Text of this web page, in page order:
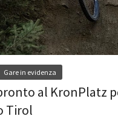
Gare in evidenza
al KronPlatz
Tirol